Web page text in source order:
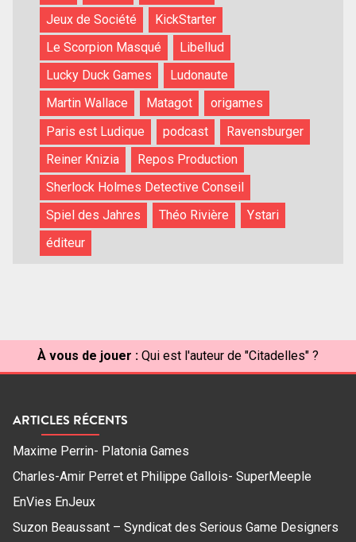
Jeux de Société
KickStarter
Le Scorpion Masqué
Libellud
Lucky Duck Games
Ludonaute
Martin Wallace
Matagot
origames
Paris est Ludique
podcast
Ravensburger
Reiner Knizia
Repos Production
Sherlock Holmes Detective Conseil
Spiel des Jahres
Théo Rivière
Ystari
éditeur
À vous de jouer : Qui est l'auteur de "Citadelles" ?
ARTICLES RÉCENTS
Maxime Perrin- Platonia Games
Charles-Amir Perret et Philippe Gallois- SuperMeeple
EnVies EnJeux
Suzon Beaussant – Syndicat des Serious Game Designers